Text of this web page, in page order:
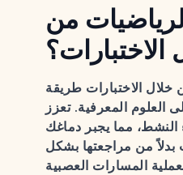
من
الاختبارات؟
خلال الاختبارات طريقة
العلوم المعرفية. تعزز
النشط، مما يجبر دماغك
من مراجعتها بشكل
المسارات العصبية